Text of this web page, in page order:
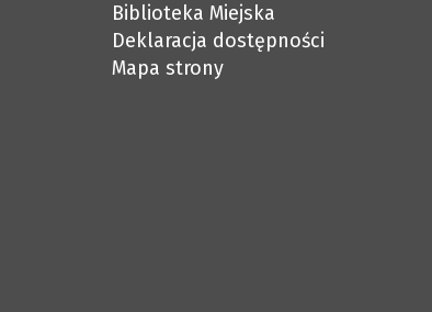
Biblioteka Miejska
Deklaracja dostępności
Mapa strony